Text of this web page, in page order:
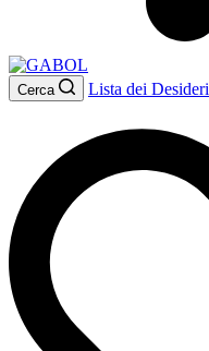
Cerca Lista dei Desideri